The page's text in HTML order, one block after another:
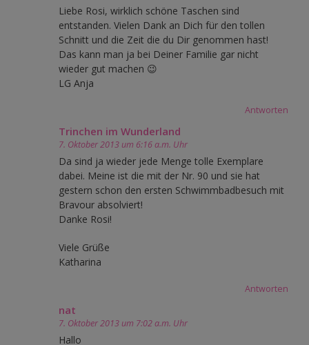
Liebe Rosi, wirklich schöne Taschen sind
entstanden. Vielen Dank an Dich für den tollen
Schnitt und die Zeit die du Dir genommen hast!
Das kann man ja bei Deiner Familie gar nicht
wieder gut machen 😉
LG Anja
Antworten
Trinchen im Wunderland
7. Oktober 2013 um 6:16 a.m. Uhr
Da sind ja wieder jede Menge tolle Exemplare
dabei. Meine ist die mit der Nr. 90 und sie hat
gestern schon den ersten Schwimmbadbesuch mit
Bravour absolviert!
Danke Rosi!
Viele Grüße
Katharina
Antworten
nat
7. Oktober 2013 um 7:02 a.m. Uhr
Hallo